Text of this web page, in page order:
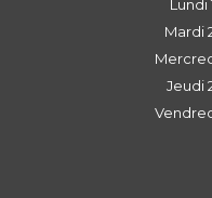
Lundi
Mardi
Jeudi